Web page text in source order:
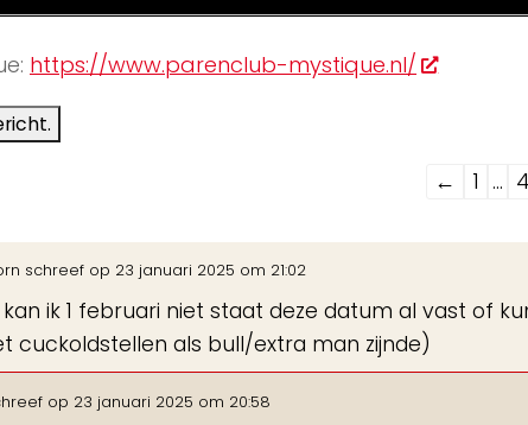
https://www.parenclub-mystique.nl/
de
lijst
← 1 ...
schreef op 23 januari 2025 om 21:02
ik 1 februari niet staat deze datum al vast of
cuckoldstellen als bull/extra man zijnde)
op 23 januari 2025 om 20:58